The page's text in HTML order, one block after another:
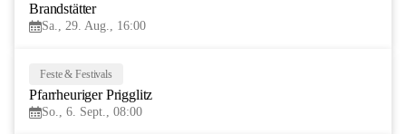
Brandstätter
Sa., 29. Aug., 16:00
Feste & Festivals
Pfarrheuriger Prigglitz
So., 6. Sept., 08:00